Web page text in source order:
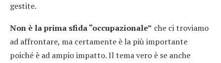
gestite.
Non è la prima sfida “occupazionale” che ci troviamo
ad affrontare, ma certamente è la più importante
poiché è ad ampio impatto. Il tema vero è se anche